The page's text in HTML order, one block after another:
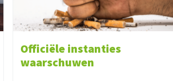
Officiële instanties
waarschuwen